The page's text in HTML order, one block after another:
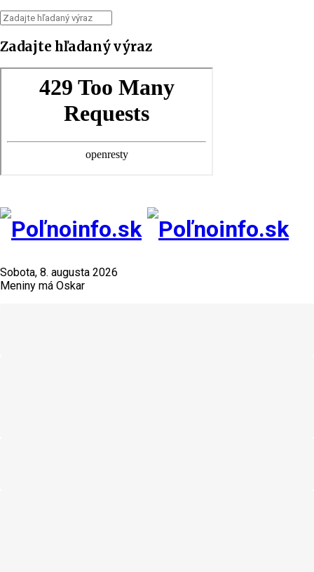
Zadajte hľadaný výraz
Sobota, 8. augusta 2026
Meniny má Oskar